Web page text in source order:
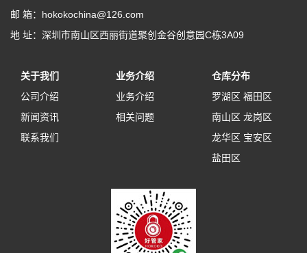
邮 箱：hokokochina@126.com
地 址：深圳市南山区西丽街道聚创金谷创意园C栋3A09
关于我们
公司介绍
新闻资讯
联系我们
业务介绍
业务介绍
相关问题
仓库分布
罗湖区 福田区
南山区 龙岗区
龙华区 宝安区
盐田区